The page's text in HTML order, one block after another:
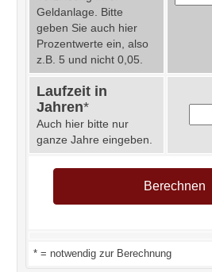
Geldanlage. Bitte
geben Sie auch hier
Prozentwerte ein, also
z.B. 5 und nicht 0,05.
Laufzeit in
Jahren*
Auch hier bitte nur
ganze Jahre eingeben.
* = notwendig zur Berechnung